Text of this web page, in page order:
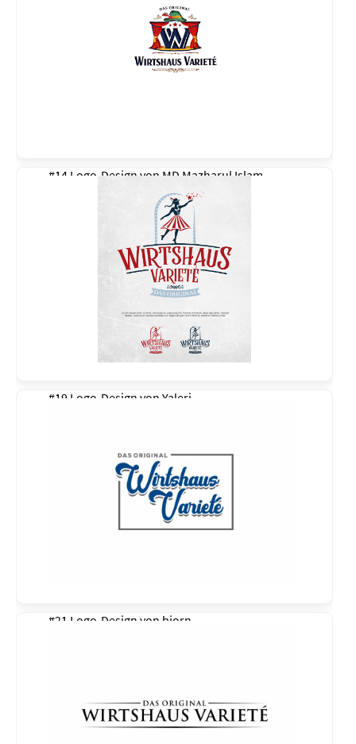
#14 Logo-Design von MD Mazharul Islam
#19 Logo-Design von Yaleri
#21 Logo-Design von bjorn